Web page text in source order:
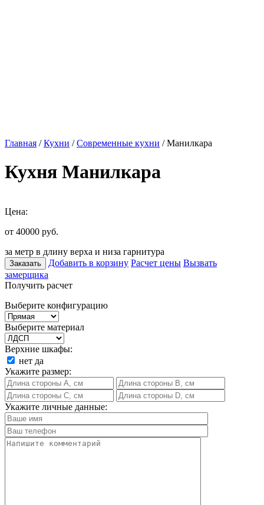
Главная /Кухни /Современные кухни / Манилкара
Кухня Манилкара
Цена:
от 40000 руб.
за метр в длину верха и низа гарнитура
Заказать Добавить в корзину Расчет цены Вызвать
замерщика
Получить расчет
Выберите конфигурацию
Выберите материал
Верхние шкафы:
нет да
Укажите размер:
Укажите личные данные: